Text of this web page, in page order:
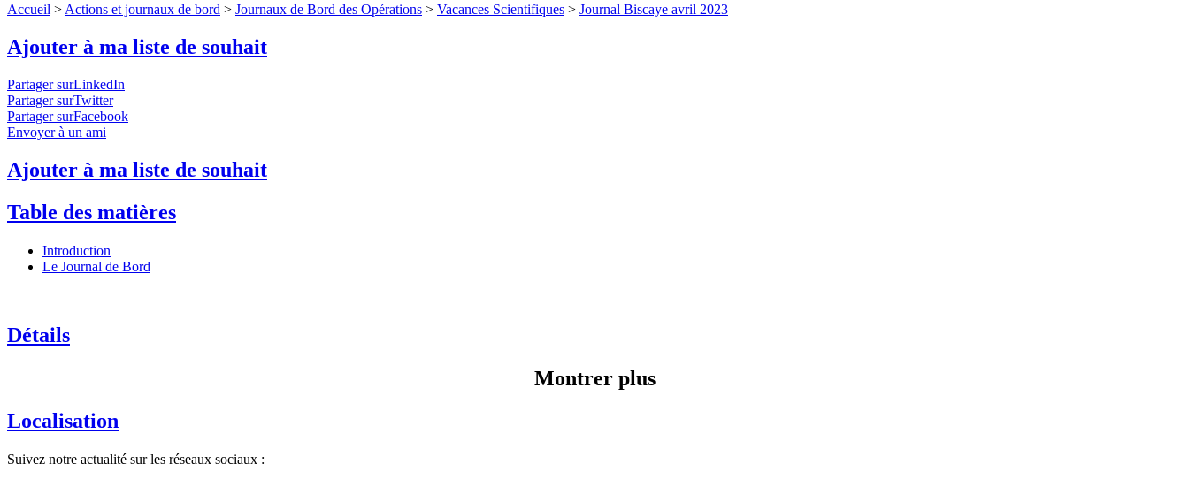
Accueil > Actions et journaux de bord > Journaux de Bord des Opérations > Vacances Scientifiques > Journal Biscaye avril 2023
Ajouter à ma liste de souhait
Partager surLinkedIn
Partager surTwitter
Partager surFacebook
Envoyer à un ami
Ajouter à ma liste de souhait
Table des matières
Introduction
Le Journal de Bord
Détails
Montrer plus
Localisation
Suivez notre actualité sur les réseaux sociaux :